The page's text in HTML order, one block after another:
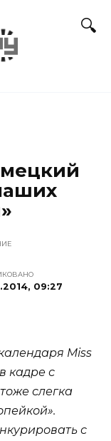
09:27
Miss
кадре с
слегка
с